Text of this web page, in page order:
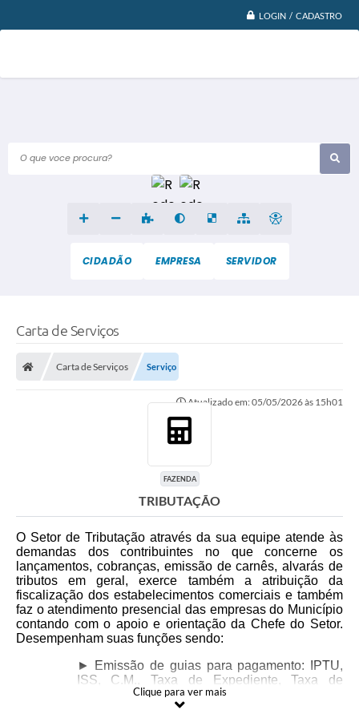
LOGIN / CADASTRO
O que voce procura?
CIDADÃO EMPRESA SERVIDOR
Carta de Serviços
Carta de Serviços Serviço
Atualizado em: 05/05/2026 às 15h01
FAZENDA
TRIBUTAÇÃO
O Setor de Tributação através da sua equipe atende às
demandas dos contribuintes no que concerne os
lançamentos, cobranças, emissão de carnês, alvarás de
tributos em geral, exerce também a atribuição da
fiscalização dos estabelecimentos comerciais e também
faz o atendimento presencial das empresas do Município
contando com o apoio e orientação da Chefe do Setor.
Desempenham suas funções sendo:
► Emissão de guias para pagamento: IPTU,
ISS, C.M., Taxa de Expediente, Taxa de
Entrada em Projetos de Obras, Taxa de
Vistoria de Habite-se, Habite-se, Taxa da
Clique para ver mais